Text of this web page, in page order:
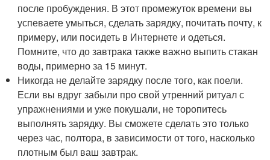
после пробуждения. В этот промежуток времени вы
успеваете умыться, сделать зарядку, почитать почту, к
примеру, или посидеть в Интернете и одеться.
Помните, что до завтрака также важно выпить стакан
воды, примерно за 15 минут.
Никогда не делайте зарядку после того, как поели.
Если вы вдруг забыли про свой утренний ритуал с
упражнениями и уже покушали, не торопитесь
выполнять зарядку. Вы сможете сделать это только
через час, полтора, в зависимости от того, насколько
плотным был ваш завтрак.